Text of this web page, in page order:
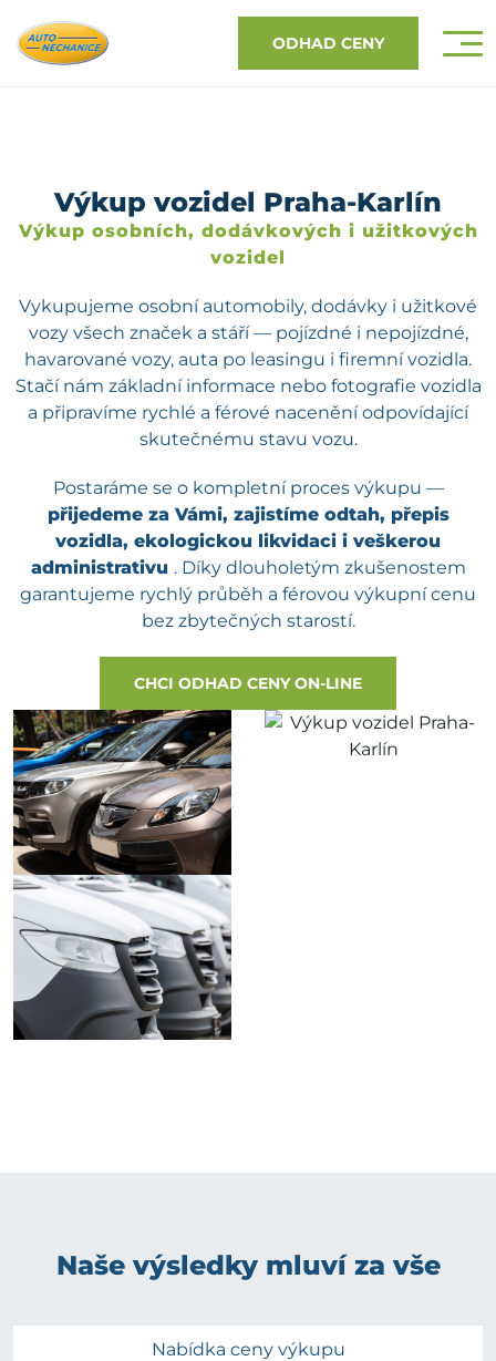
ODHAD CENY
Výkup vozidel Praha-Karlín
Výkup osobních, dodávkových i užitkových
vozidel
Vykupujeme osobní automobily, dodávky i užitkové
vozy všech značek a stáří — pojízdné i nepojízdné,
havarované vozy, auta po leasingu i firemní vozidla.
Stačí nám základní informace nebo fotografie vozidla
a připravíme rychlé a férové nacenění odpovídající
skutečnému stavu vozu.
Postaráme se o kompletní proces výkupu —
přijedeme za Vámi, zajistíme odtah, přepis
vozidla, ekologickou likvidaci i veškerou
administrativu . Díky dlouholetým zkušenostem
garantujeme rychlý průběh a férovou výkupní cenu
bez zbytečných starostí.
CHCI ODHAD CENY ON-LINE
Naše výsledky mluví za vše
Nabídka ceny výkupu